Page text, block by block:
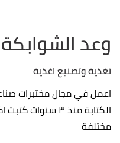
وعد الشوابكة
تغذية وتصنيع اغذية
مختلفة